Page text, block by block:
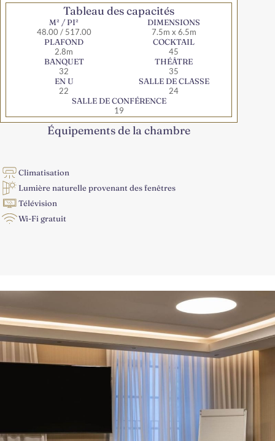
Tableau des capacités
M² / PI²
48.00 / 517.00
DIMENSIONS
7.5m x 6.5m
PLAFOND
2.8m
COCKTAIL
45
BANQUET
32
THÉÂTRE
35
EN U
22
SALLE DE CLASSE
24
SALLE DE CONFÉRENCE
19
Équipements de la chambre
Climatisation
Lumière naturelle provenant des fenêtres
Télévision
Wi-Fi gratuit